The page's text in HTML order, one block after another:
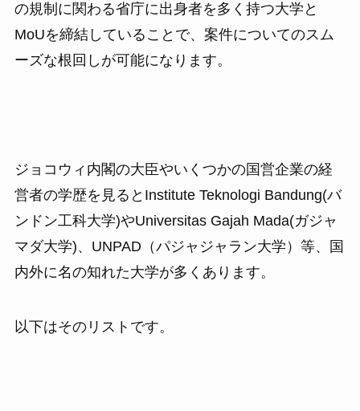
の規制に関わる省庁に出身者を多く持つ大学と
MoUを締結していることで、案件についてのスム
ーズな根回しが可能になります。
ジョコウィ内閣の大臣やいくつかの国営企業の経
営者の学歴を見るとInstitute Teknologi Bandung(バ
ンドン工科大学)やUniversitas Gajah Mada(ガジャ
マダ大学)、UNPAD（パジャジャラン大学）等、国
内外に名の知れた大学が多くあります。
以下はそのリストです。